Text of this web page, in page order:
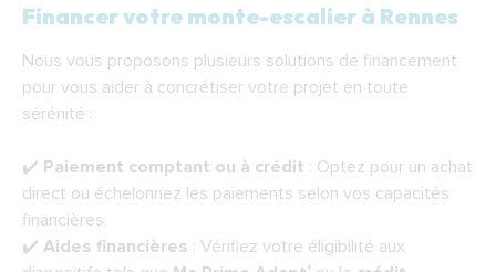
Financer votre monte-escalier à Rennes
Nous vous proposons plusieurs solutions de financement
pour vous aider à concrétiser votre projet en toute
sérénité :
✔️ Paiement comptant ou à crédit : Optez pour un achat
direct ou échelonnez les paiements selon vos capacités
financières.
✔️ Aides financières : Vérifiez votre éligibilité aux